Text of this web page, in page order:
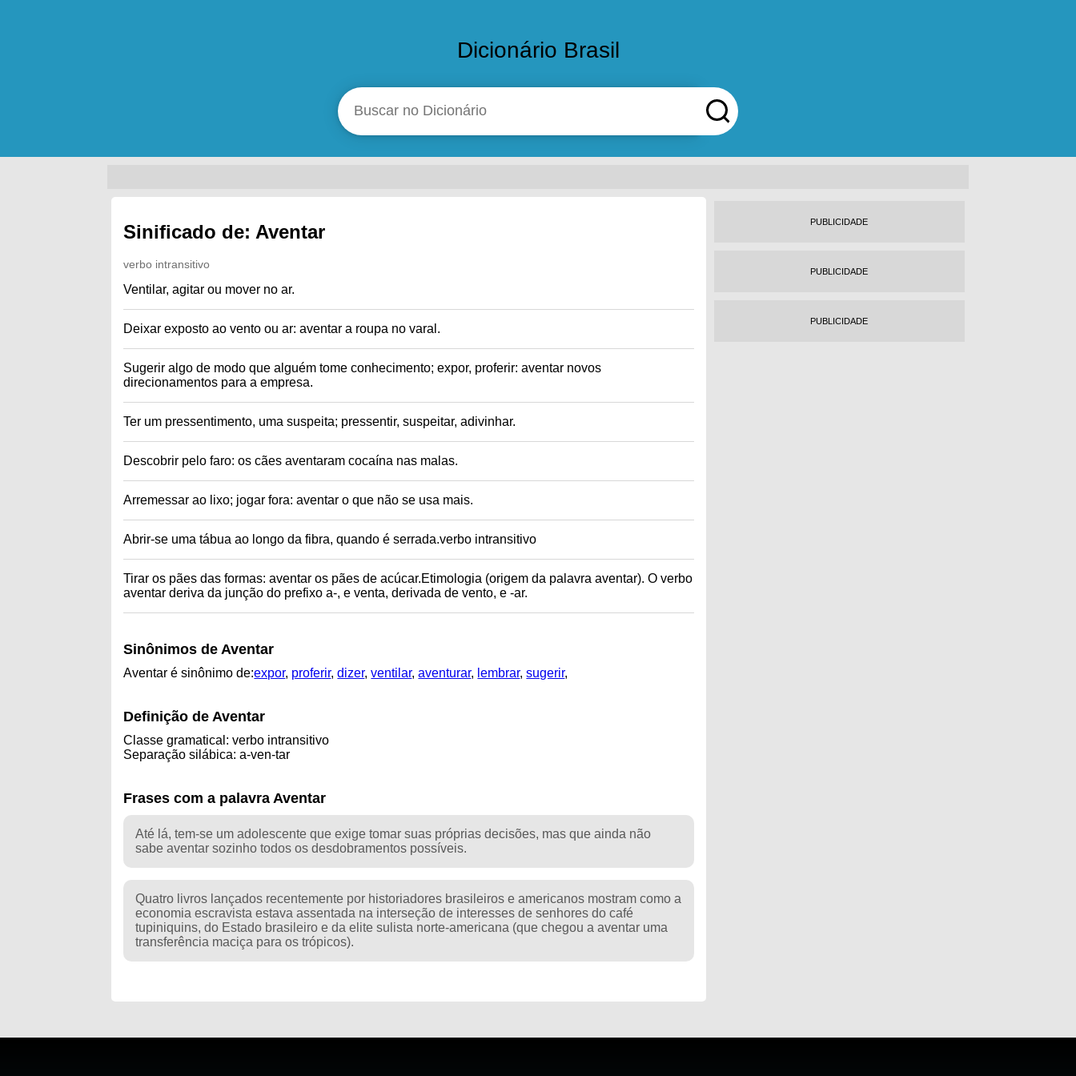
Dicionário Brasil
Sinificado de: Aventar
verbo intransitivo
Ventilar, agitar ou mover no ar.
Deixar exposto ao vento ou ar: aventar a roupa no varal.
Sugerir algo de modo que alguém tome conhecimento; expor, proferir: aventar novos
direcionamentos para a empresa.
Ter um pressentimento, uma suspeita; pressentir, suspeitar, adivinhar.
Descobrir pelo faro: os cães aventaram cocaína nas malas.
Arremessar ao lixo; jogar fora: aventar o que não se usa mais.
Abrir-se uma tábua ao longo da fibra, quando é serrada.verbo intransitivo
Tirar os pães das formas: aventar os pães de acúcar.Etimologia (origem da palavra aventar). O verbo
aventar deriva da junção do prefixo a-, e venta, derivada de vento, e -ar.
Sinônimos de Aventar
Aventar é sinônimo de:expor, proferir,dizer,ventilar,aventurar, lembrar,sugerir,
Definição de Aventar
Classe gramatical: verbo intransitivo
Separação silábica: a-ven-tar
Frases com a palavra Aventar
Até lá, tem-se um adolescente que exige tomar suas próprias decisões, mas que ainda não
sabe aventar sozinho todos os desdobramentos possíveis.
Quatro livros lançados recentemente por historiadores brasileiros e americanos mostram como a
economia escravista estava assentada na interseção de interesses de senhores do café
tupiniquins, do Estado brasileiro e da elite sulista norte-americana (que chegou a aventar uma
transferência maciça para os trópicos).
PUBLICIDADE
PUBLICIDADE
PUBLICIDADE